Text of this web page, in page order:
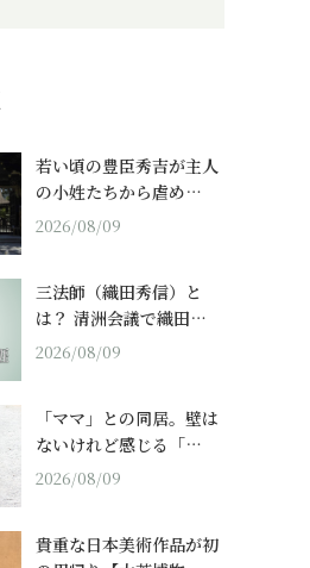
若い頃の豊臣秀吉が主人
の小姓たちから虐め…
2026/08/09
三法師（織田秀信）と
は？ 清洲会議で織田…
2026/08/09
「ママ」との同居。壁は
ないけれど感じる「…
2026/08/09
貴重な日本美術作品が初